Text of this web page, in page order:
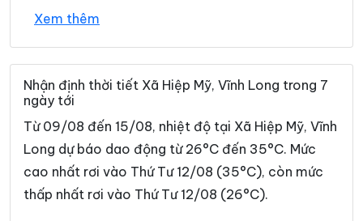
Xã An Phú Tân
Xã Ba Tri Xã Bảo Thạnh
Xã Bình Đại Xã Bình Phú
Xã Bình Phước
Xã Cái Nhum Xã Càng Long
Xã Cầu Kè Xã Cầu Ngang
Xã Châu Hòa Xã Châu Hưng
Xem thêm
Nhận định thời tiết Xã Hiệp Mỹ, Vĩnh Long trong 7
ngày tới
Từ 09/08 đến 15/08, nhiệt độ tại Xã Hiệp Mỹ, Vĩnh
Long dự báo dao động từ 26°C đến 35°C. Mức
cao nhất rơi vào Thứ Tư 12/08 (35°C), còn mức
thấp nhất rơi vào Thứ Tư 12/08 (26°C).